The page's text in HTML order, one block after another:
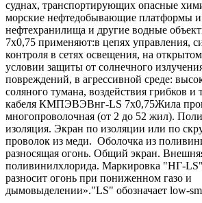
суднах, транспортирующих опасные
морские нефтедобывающие платформы и
нефтехранилища и другие водные
7х0,75 применяют:в цепях управления,
контроля в сетях освещения, на
условии защиты от солнечного
повреждений, в агрессивной среде:
соляного тумана, воздействия грибков и
кабеля КМПЭВЭВнг-LS 7х0,75Жила
многопроволочная (от 2 до 52 жил).
изоляция. Экран по изоляции или по
проволок из меди. Оболочка из
разносящая огонь. Общий экран.
поливинилхлорида. Маркировка "НГ-LS"
разносит огонь при пониженном газо и
дымовыделении»."LS" обозначает low-